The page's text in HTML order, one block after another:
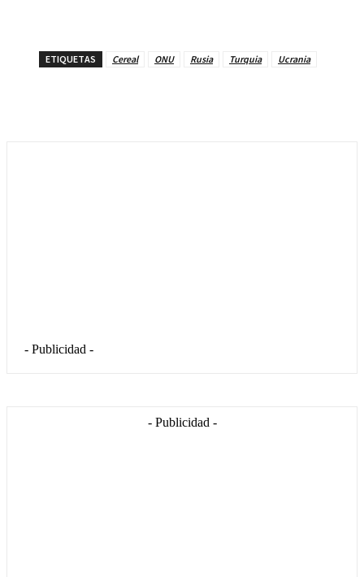
ETIQUETAS Cereal ONU Rusia Turquia Ucrania
- Publicidad -
- Publicidad -